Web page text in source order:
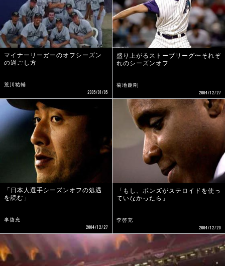
マイナーリーガーのオフシーズン
の過ごし方
荒川祐輔
2005/01/05
盛り上がるストーブリーグ〜それぞ
れのシーズンオフ
菊地慶剛
2004/12/27
「日本人選手シーズンオフの処遇
を読む」
李啓充
2004/12/27
「もし、ボンズがステロイドを使っ
ていなかったら」
李啓充
2004/12/20